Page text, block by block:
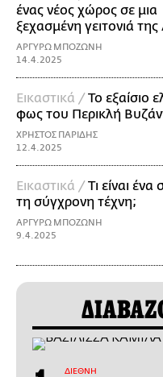
ένας νέος χώρος σε μια
ξεχασμένη γειτονιά
ΑΡΓΥΡΩ ΜΠΟΖΩΝΗ
14.4.2025
Εικαστικά /Το εξαίσιο
φως του Περικλή
ΧΡΗΣΤΟΣ ΠΑΡΙΔΗΣ
12.4.2025
Εικαστικά /Τι είναι
τη σύγχρονη τέχνη;
ΑΡΓΥΡΩ ΜΠΟΖΩΝΗ
9.4.2025
ΔΙΕΘΝΗ